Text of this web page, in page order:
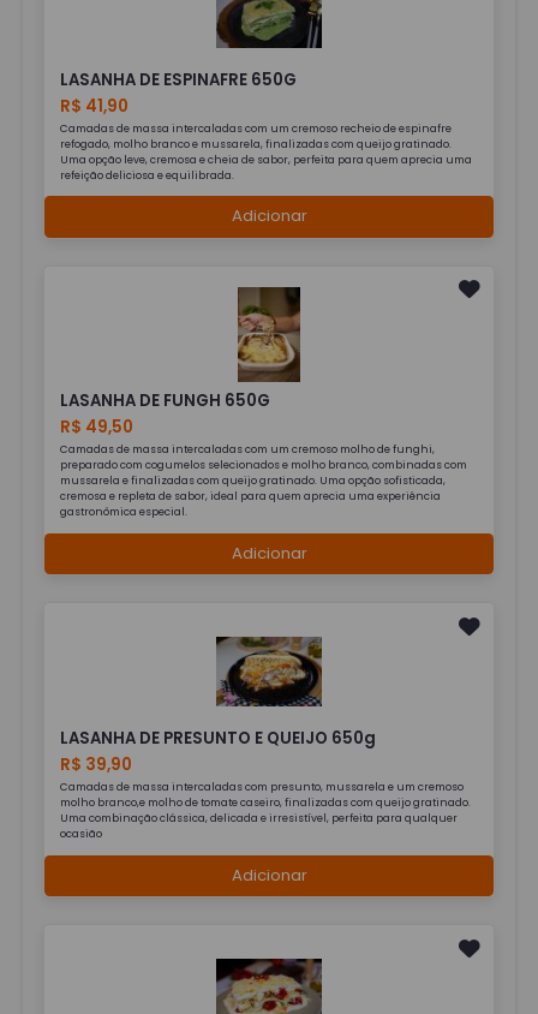
LASANHA DE ESPINAFRE 650G
R$ 41,90
Camadas de massa intercaladas com um cremoso recheio de espinafre
refogado, molho branco e mussarela, finalizadas com queijo gratinado.
Uma opção leve, cremosa e cheia de sabor, perfeita para quem aprecia uma
refeição deliciosa e equilibrada.
Adicionar
LASANHA DE FUNGH 650G
R$ 49,50
Camadas de massa intercaladas com um cremoso molho de funghi,
preparado com cogumelos selecionados e molho branco, combinadas com
mussarela e finalizadas com queijo gratinado. Uma opção sofisticada,
cremosa e repleta de sabor, ideal para quem aprecia uma experiência
gastronômica especial.
Adicionar
LASANHA DE PRESUNTO E QUEIJO 650g
R$ 39,90
Camadas de massa intercaladas com presunto, mussarela e um cremoso
molho branco,e molho de tomate caseiro, finalizadas com queijo gratinado.
Uma combinação clássica, delicada e irresistível, perfeita para qualquer
ocasião
Adicionar